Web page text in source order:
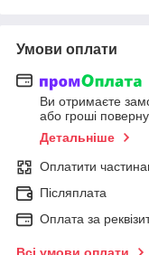
Умови оплати
Ви отримаєте
або гроші
Детальніше
Оплатити
Післяплата
Оплата за